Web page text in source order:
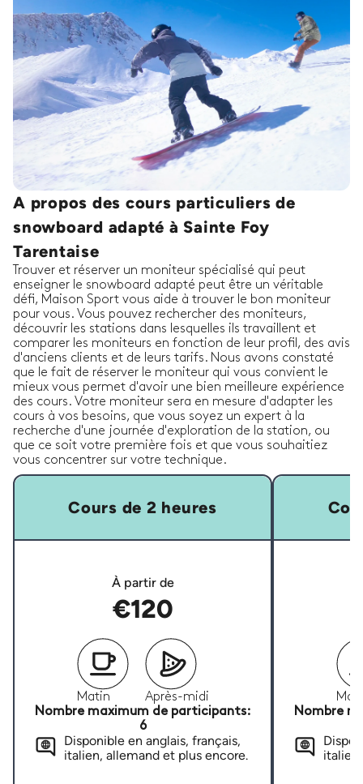
A propos des cours particuliers de
snowboard adapté à Sainte Foy
Tarentaise
Trouver et réserver un moniteur spécialisé qui peut
enseigner le snowboard adapté peut être un véritable
défi, Maison Sport vous aide à trouver le bon moniteur
pour vous. Vous pouvez rechercher des moniteurs,
découvrir les stations dans lesquelles ils travaillent et
comparer les moniteurs en fonction de leur profil, des avis
d'anciens clients et de leurs tarifs. Nous avons constaté
que le fait de réserver le moniteur qui vous convient le
mieux vous permet d'avoir une bien meilleure expérience
des cours. Votre moniteur sera en mesure d'adapter les
cours à vos besoins, que vous soyez un expert à la
recherche d'une journée d'exploration de la station, ou
que ce soit votre première fois et que vous souhaitiez
vous concentrer sur votre technique.
Cours de 2 heures
À partir de
€120
Matin
Après-midi
Nombre maximum de participants:
6
Disponible en anglais, français,
italien, allemand et plus encore.
Nombre